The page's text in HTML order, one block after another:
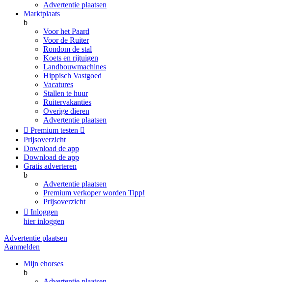
Advertentie plaatsen
Marktplaats
b
Voor het Paard
Voor de Ruiter
Rondom de stal
Koets en rijtuigen
Landbouwmachines
Hippisch Vastgoed
Vacatures
Stallen te huur
Ruitervakanties
Overige dieren
Advertentie plaatsen
 Premium testen 
Prijsoverzicht
Download de app
Download de app
Gratis adverteren
b
Advertentie plaatsen
Premium verkoper worden Tipp!
Prijsoverzicht
 Inloggen
hier inloggen
Advertentie plaatsen
Aanmelden
Mijn ehorses
b